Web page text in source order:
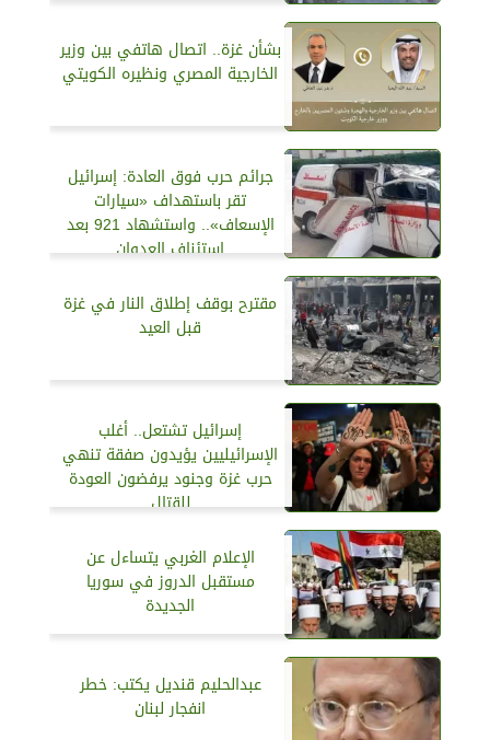
بشأن غزة.. اتصال هاتفي بين وزير
الخارجية المصري ونظيره الكويتي
جرائم حرب فوق العادة: إسرائيل
تقر باستهداف «سيارات
الإسعاف».. واستشهاد 921 بعد
استئناف العدوان
مقترح بوقف إطلاق النار في غزة
قبل العيد
إسرائيل تشتعل.. أغلب
الإسرائيليين يؤيدون صفقة تنهي
حرب غزة وجنود يرفضون العودة
للقتال
الإعلام الغربي يتساءل عن
مستقبل الدروز في سوريا
الجديدة
عبدالحليم قنديل يكتب: خطر
انفجار لبنان